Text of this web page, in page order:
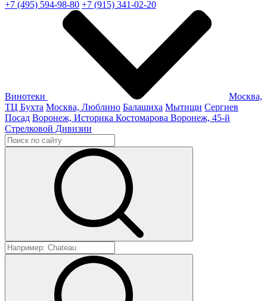
+7 (495) 594-98-80 +7 (915) 341-02-20
Винотеки
Москва,
ТЦ Бухта Москва, Люблино Балашиха Мытищи Сергиев
Посад Воронеж, Историка Костомарова Воронеж, 45-й
Стрелковой Дивизии